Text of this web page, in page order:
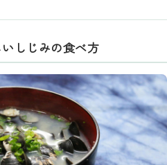
しじみの食べ方